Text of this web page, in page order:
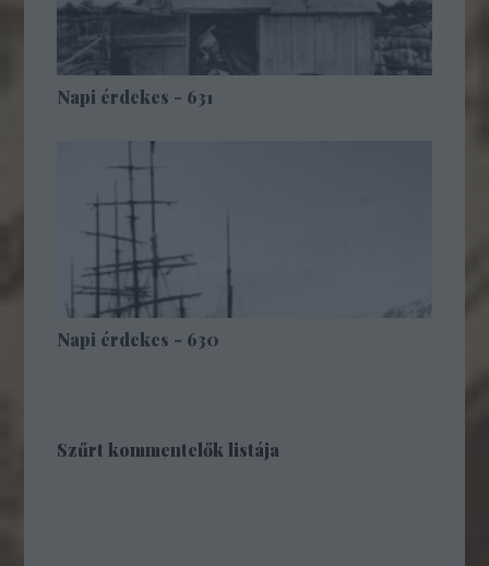
Napi érdekes - 631
Napi érdekes - 630
Szűrt kommentelők listája